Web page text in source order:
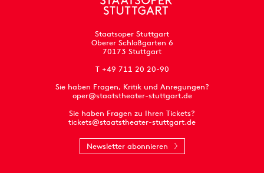
Staatsoper Stuttgart
Oberer Schloßgarten 6
70173 Stuttgart
T +49 711 20 20-90
Sie haben Fragen, Kritik und Anregungen?
oper@staatstheater-stuttgart.de
Sie haben Fragen zu Ihren Tickets?
tickets@staatstheater-stuttgart.de
Newsletter abonnieren